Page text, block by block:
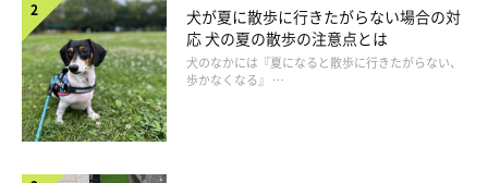
1.愛犬の顔まわりを触ってチェックしたあと、首まわりを触って
チェックします。
2.愛犬の背中を、なでながらチェックしましょう。
3.愛犬がゴロンとしたら、おなか側の皮膚と被毛をチェックする
ことを忘れずに。
犬が夏に散歩に行きたがらない場合の対
応 犬の夏の散歩の注意点とは
犬のなかには『夏になると散歩に行きたがらない、
歩かなくなる』 …